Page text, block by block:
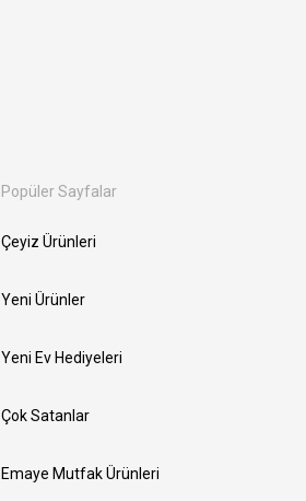
Popüler Sayfalar
Çeyiz Ürünleri
Yeni Ürünler
Yeni Ev Hediyeleri
Çok Satanlar
Emaye Mutfak Ürünleri